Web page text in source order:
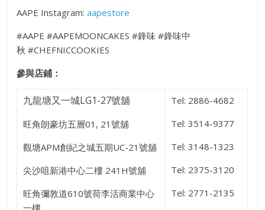
AAPE Instagram: aapestore
#AAPE #AAPEMOONCAKES #鋒味 #鋒味中
秋 #CHEFNICCOOKIES
參與店鋪：
九龍塘又一城LG1-27號舖
旺角朗豪坊五層01, 21號舖
觀塘APM創紀之城五期UC-21號舖
尖沙咀新港中心二樓 241H號舖
旺角彌敦道610號荷李活商業中心
一樓
Tel: 2886-4682
Tel: 3514-9377
Tel: 3148-1323
Tel: 2375-3120
Tel: 2771-2135